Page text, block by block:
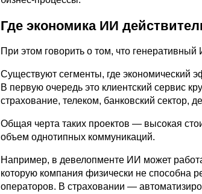
Где экономика ИИ
При этом говорить о том, что
Существуют сегменты, где экономический
В первую очередь это клиентский сервис
страхование, телеком, банковский сектор,
Общая черта таких проектов — высокая
объем однотипных коммуникаций.
Например, в девелопменте ИИ может
которую компания физически не способна
операторов. В страховании —